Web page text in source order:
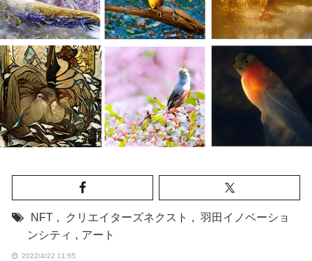
NFT , クリエイターズネクスト , 羽田イノベーショ
ンシティ , アート
2022/4/22 11:55